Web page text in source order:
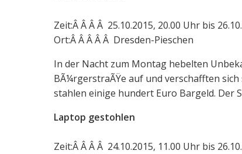
Zeit:Â Â Â Â 25.10.2015, 20.00 Uhr bis
Ort:Â Â Â Â Â Dresden-Pieschen
In der Nacht zum Montag hebelten
BÃ¼rgerstraÃŸe auf und verschafften
stahlen einige hundert Euro Bargeld. Der
Laptop gestohlen
Zeit:Â Â Â Â 24.10.2015, 11.00 Uhr bis